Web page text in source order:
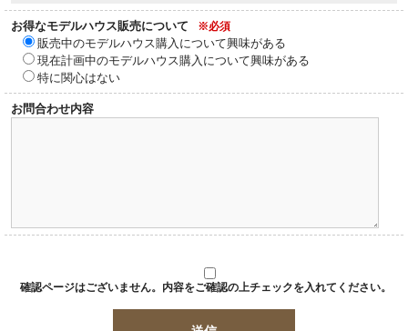
お得なモデルハウス販売について ※必須
販売中のモデルハウス購入について興味がある
現在計画中のモデルハウス購入について興味がある
特に関心はない
お問合わせ内容
確認ページはございません。内容をご確認の上チェックを入れてください。